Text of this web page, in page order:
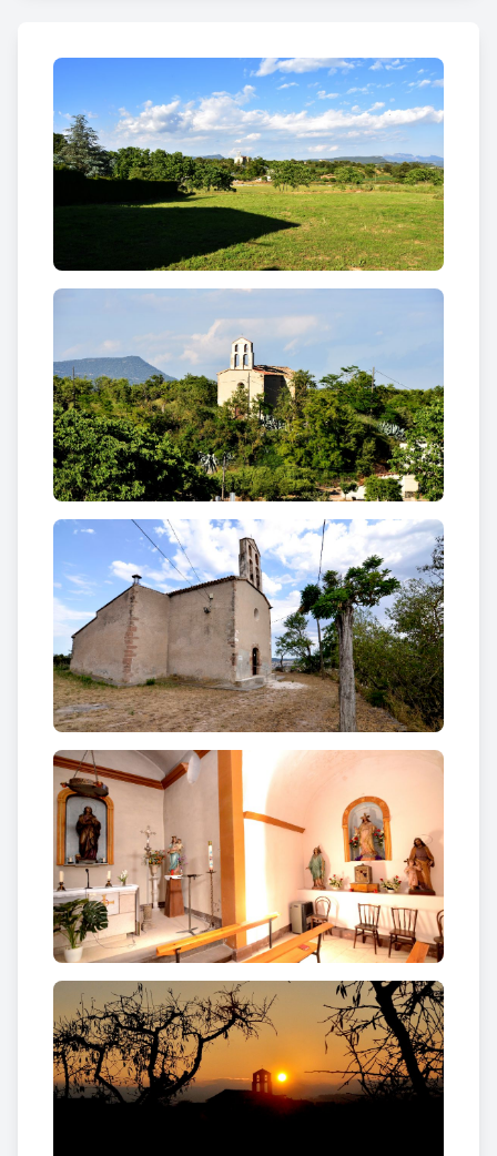
són arrebossats amb morter de ciment; cantoneres
de carreus tallats en forma de paral·lelepípedes
rectangulars. Coberta a dues vessants de teula
ceràmica tipus aràbiga.
L'altar major està orientat vers a sol ixent i té dues
capelles laterals. Interiorment està enguixada i
pintada. En el decurs de la guerra civil fou molt
malmesa. L'any 1970 es consagrà un nou altar,
construït uns anys abans. Amb motiu del primer
centanari de la parròquia, l'any 1977, es realitzaren
noves obres d'embelliment i acondicionament.
L'edifici va viure reformes importants, sobretot
durant el segle XVII. Els seu servei era per a set
cases agrupades que hi havia a l'Espelt, i les masies
del voltant. Segons Xavier Jorba: "Disposava de
fossar i les visites pastorals, quan en fan referència,
no és a l'estat de l'edificació que devia ser bo, sinó
únicament als ornaments. De l'església de Santa
Magdalena en coneixem dos retaules, el primer dels
pintors reusencs Jaume Segarra i Jaume Queralt el
segon pintat per Pere Anglès".
Segons Josep-Vicenç Mestre: "La capella romànica
inicial fou erigida en un antic domini feudal del
castell de l'Espelt, conegut des del 996, quan Sal·la,
membre de la família vescomtal del Conflent, està
repoblant terres i castells a la frontera; entre
d'altres actua a Maians, Òdena, Clariana, la
consta com Santa Maria i, com Santa Magdalena
des del segle XIV en endavant; l'any 1318 trobem
com a donats de Santa Magdalena a Sança Borrells i
son marit Ramon Puig d'Òdena. Fou sufragània de